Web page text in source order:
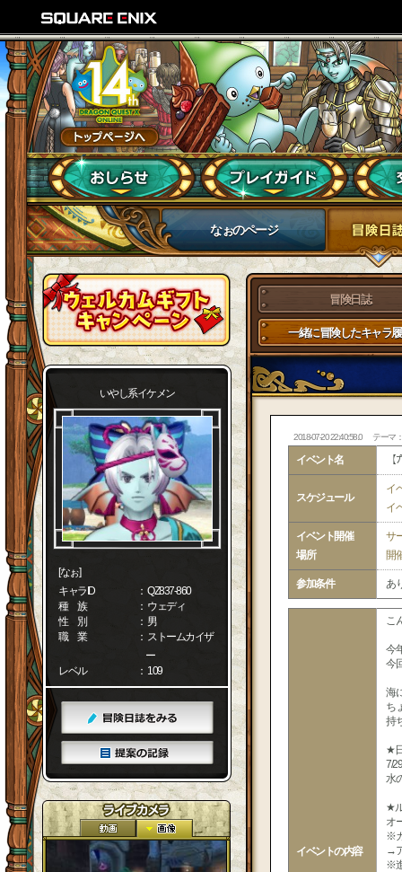
なぉのページ
いやし系イケメン
[なぉ]
キャラID
： QZ837-860
種 族
： ウェディ
性 別
： 男
職 業
： ストームカイザ
ー
レベル
： 109
冒険日誌
一緒に冒険したキャラ
2018-07-20 22:40:58.0 テーマ
イベント名
スケジュール
イ
イ
イベント開催
場所
サ
開
参加条件 あ
イベントの内容
こ
今
今
海
ち
持
★
7/
水
★
オ
※
→
※